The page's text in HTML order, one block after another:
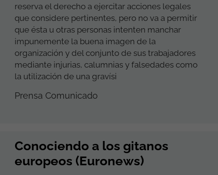
reserva el derecho a ejercitar acciones legales
que considere pertinentes, pero no va a permitir
que ésta u otras personas intenten manchar
impunemente la buena imagen de la
organización y del conjunto de sus trabajadores
mediante injurias, calumnias y falsedades como
la utilización de una gravísi
Prensa Comunicado
Conociendo a los gitanos
europeos (Euronews)